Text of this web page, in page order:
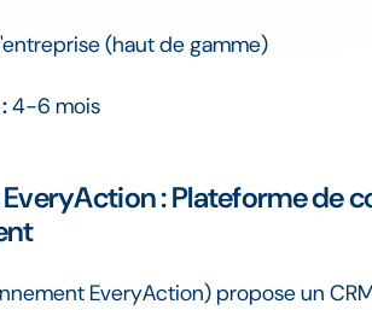
(haut de gamme)
4-6 mois
: Plateforme de
EveryAction) propose un